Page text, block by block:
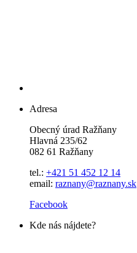
Adresa
Obecný úrad Ražňany
Hlavná 235/62
082 61 Ražňany
tel.: +421 51 452 12 14
email: raznany@raznany.sk
Facebook
Kde nás nájdete?